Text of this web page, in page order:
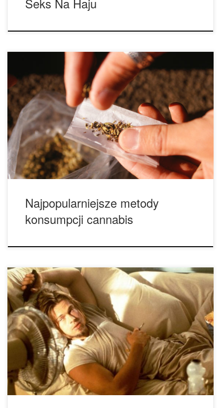
Cannabis można spożywać na kilka różnych sposobów, i
każdy z tych sposobów ma ogromny wpływ na efekt
końcowy. Niektóre metody zwiększają biodostępność, a inne
wręcz przeciwnie. W dzisiejszym artykule przyjrzymy się
bliżej powszechnym metodom konsumpcji cannabis. • Jaki
jest najlepszy sposób konsumpcji cannabis? Cóż, krótko
odpowiedź brzmi, że wszystko zależy […]
Najpopularniejsze metody
konsumpcji cannabis
Najnowsze trendy pokazują, że coraz więcej osób preferuje
inne metody konsumpcji, nie jej palenie. Czy to koniec
palenia marihuany? Naszym pierwszym doświadczeniem
związanym z cannabis było palenie suchej marihuany ze
szklanej fifki. Kasłanie, gastro… tak pewnie też wyglądało
pierwsze doświadczenie związane z marihuaną u wielu z
was. Ludzie czasem wybierali […]